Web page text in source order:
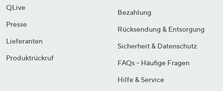
QLive
Presse
Lieferanten
Produktrückruf
Bezahlung
Rücksendung & Entsorgung
Sicherheit & Datenschutz
FAQs - Häufige Fragen
Hilfe & Service